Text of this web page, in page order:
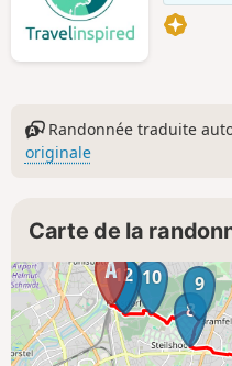
Randonnée traduite
originale
Carte de la
8
9
10
11
12